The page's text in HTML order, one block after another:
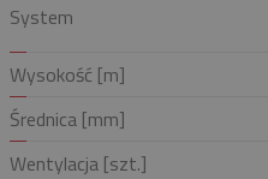
System
Wysokość [m]
Średnica [mm]
Wentylacja [szt.]